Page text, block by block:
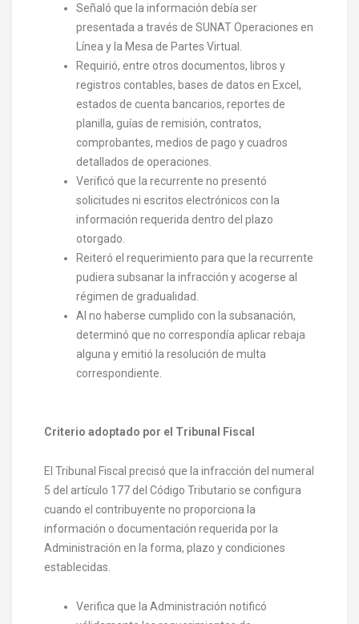
Señaló que la información debía ser
presentada a través de SUNAT Operaciones en
Línea y la Mesa de Partes Virtual.
Requirió, entre otros documentos, libros y
registros contables, bases de datos en Excel,
estados de cuenta bancarios, reportes de
planilla, guías de remisión, contratos,
comprobantes, medios de pago y cuadros
detallados de operaciones.
Verificó que la recurrente no presentó
solicitudes ni escritos electrónicos con la
información requerida dentro del plazo
otorgado.
Reiteró el requerimiento para que la recurrente
pudiera subsanar la infracción y acogerse al
régimen de gradualidad.
Al no haberse cumplido con la subsanación,
determinó que no correspondía aplicar rebaja
alguna y emitió la resolución de multa
correspondiente.
Criterio adoptado por el Tribunal Fiscal
El Tribunal Fiscal precisó que la infracción del numeral
5 del artículo 177 del Código Tributario se configura
cuando el contribuyente no proporciona la
información o documentación requerida por la
Administración en la forma, plazo y condiciones
establecidas.
Verifica que la Administración notificó